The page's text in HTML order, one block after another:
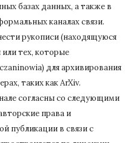
базах данных, а также в
каналах связи.
рукописи (находящуюся
тех, которые
для архивирования
таких как ArXiv.
согласны со следующими
права и
публикации в связи с